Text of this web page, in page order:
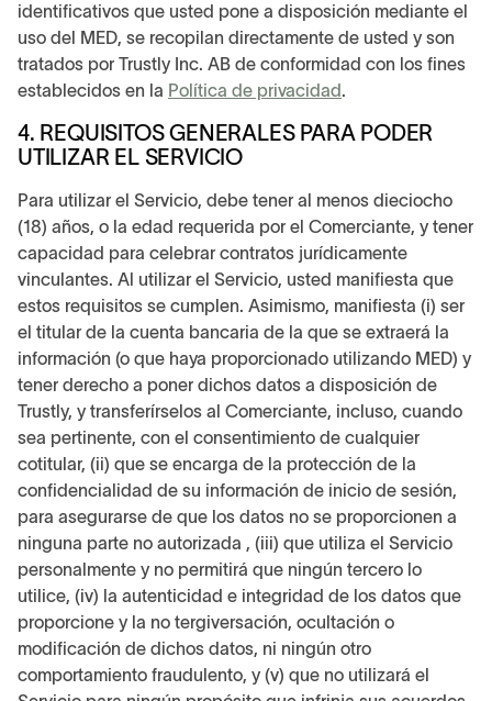
identificativos que usted pone a disposición mediante el
uso del MED, se recopilan directamente de usted y son
tratados por Trustly Inc. AB de conformidad con los fines
establecidos en la Política de privacidad.
4. REQUISITOS GENERALES PARA PODER
UTILIZAR EL SERVICIO
Para utilizar el Servicio, debe tener al menos dieciocho
(18) años, o la edad requerida por el Comerciante, y tener
capacidad para celebrar contratos jurídicamente
vinculantes. Al utilizar el Servicio, usted manifiesta que
estos requisitos se cumplen. Asimismo, manifiesta (i) ser
el titular de la cuenta bancaria de la que se extraerá la
información (o que haya proporcionado utilizando MED) y
tener derecho a poner dichos datos a disposición de
Trustly, y transferírselos al Comerciante, incluso, cuando
sea pertinente, con el consentimiento de cualquier
cotitular, (ii) que se encarga de la protección de la
confidencialidad de su información de inicio de sesión,
para asegurarse de que los datos no se proporcionen a
ninguna parte no autorizada , (iii) que utiliza el Servicio
personalmente y no permitirá que ningún tercero lo
utilice, (iv) la autenticidad e integridad de los datos que
proporcione y la no tergiversación, ocultación o
modificación de dichos datos, ni ningún otro
comportamiento fraudulento, y (v) que no utilizará el